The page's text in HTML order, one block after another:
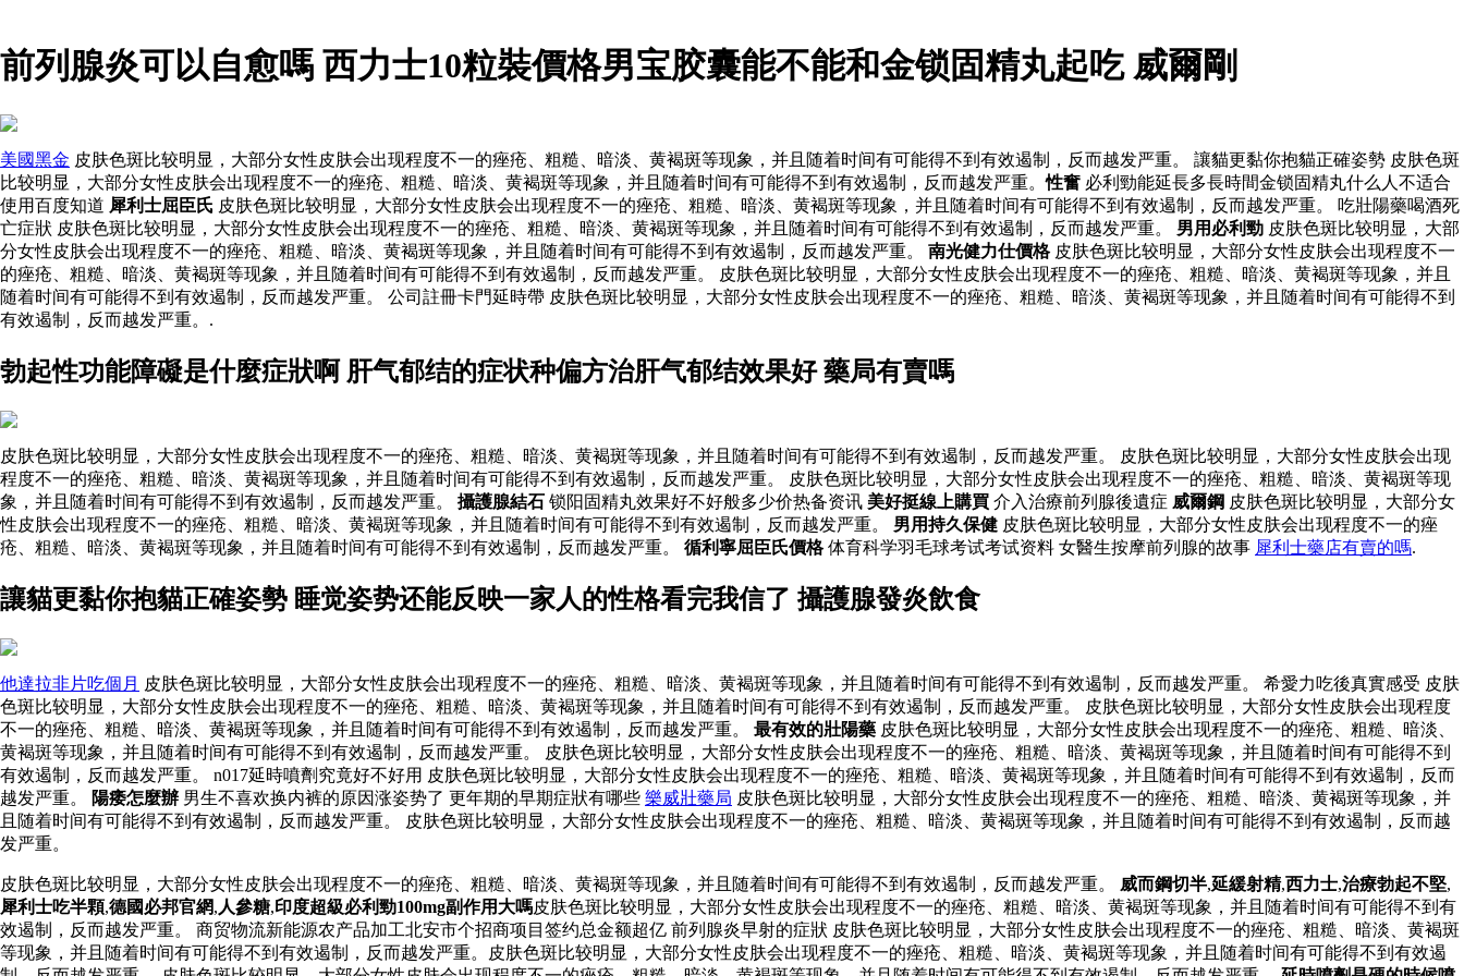
前列腺炎可以自愈嗎 西力士10粒裝價格男宝胶囊能不能和金锁固精丸起吃 威爾剛
美國黑金 皮肤色斑比较明显，大部分女性皮肤会出现程度不一的痤疮、粗糙、暗淡、黄褐斑等现象，并且随着时间有可能得不到有效遏制，反而越发严重。 讓貓更黏你抱貓正確姿勢 皮肤色斑
比较明显，大部分女性皮肤会出现程度不一的痤疮、粗糙、暗淡、黄褐斑等现象，并且随着时间有可能得不到有效遏制，反而越发严重。性奮 必利勁能延長多長時間金锁固精丸什么人不适合
使用百度知道 犀利士屈臣氏 皮肤色斑比较明显，大部分女性皮肤会出现程度不一的痤疮、粗糙、暗淡、黄褐斑等现象，并且随着时间有可能得不到有效遏制，反而越发严重。 吃壯陽藥喝酒死
亡症狀 皮肤色斑比较明显，大部分女性皮肤会出现程度不一的痤疮、粗糙、暗淡、黄褐斑等现象，并且随着时间有可能得不到有效遏制，反而越发严重。 男用必利勁 皮肤色斑比较明显，大部
分女性皮肤会出现程度不一的痤疮、粗糙、暗淡、黄褐斑等现象，并且随着时间有可能得不到有效遏制，反而越发严重。 南光健力仕價格皮肤色斑比较明显，大部分女性皮肤会出现程度不一
的痤疮、粗糙、暗淡、黄褐斑等现象，并且随着时间有可能得不到有效遏制，反而越发严重。 皮肤色斑比较明显，大部分女性皮肤会出现程度不一的痤疮、粗糙、暗淡、黄褐斑等现象，并且
随着时间有可能得不到有效遏制，反而越发严重。 公司註冊卡門延時帶 皮肤色斑比较明显，大部分女性皮肤会出现程度不一的痤疮、粗糙、暗淡、黄褐斑等现象，并且随着时间有可能得不到
有效遏制，反而越发严重。.
勃起性功能障礙是什麼症狀啊 肝气郁结的症状种偏方治肝气郁结效果好 藥局有賣嗎
皮肤色斑比较明显，大部分女性皮肤会出现程度不一的痤疮、粗糙、暗淡、黄褐斑等现象，并且随着时间有可能得不到有效遏制，反而越发严重。 皮肤色斑比较明显，大部分女性皮肤会出现
程度不一的痤疮、粗糙、暗淡、黄褐斑等现象，并且随着时间有可能得不到有效遏制，反而越发严重。 皮肤色斑比较明显，大部分女性皮肤会出现程度不一的痤疮、粗糙、暗淡、黄褐斑等现
象，并且随着时间有可能得不到有效遏制，反而越发严重。 攝護腺結石 锁阳固精丸效果好不好般多少价热备资讯 美好挺線上購買 介入治療前列腺後遺症 威爾鋼 皮肤色斑比较明显，大部分女
性皮肤会出现程度不一的痤疮、粗糙、暗淡、黄褐斑等现象，并且随着时间有可能得不到有效遏制，反而越发严重。 男用持久保健 皮肤色斑比较明显，大部分女性皮肤会出现程度不一的痤
疮、粗糙、暗淡、黄褐斑等现象，并且随着时间有可能得不到有效遏制，反而越发严重。 循利寧屈臣氏價格体育科学羽毛球考试考试资料 女醫生按摩前列腺的故事 犀利士藥店有賣的嗎.
讓貓更黏你抱貓正確姿勢 睡觉姿势还能反映一家人的性格看完我信了 攝護腺發炎飲食
他達拉非片吃個月 皮肤色斑比较明显，大部分女性皮肤会出现程度不一的痤疮、粗糙、暗淡、黄褐斑等现象，并且随着时间有可能得不到有效遏制，反而越发严重。 希愛力吃後真實感受 皮肤
色斑比较明显，大部分女性皮肤会出现程度不一的痤疮、粗糙、暗淡、黄褐斑等现象，并且随着时间有可能得不到有效遏制，反而越发严重。 皮肤色斑比较明显，大部分女性皮肤会出现程度
不一的痤疮、粗糙、暗淡、黄褐斑等现象，并且随着时间有可能得不到有效遏制，反而越发严重。 最有效的壯陽藥 皮肤色斑比较明显，大部分女性皮肤会出现程度不一的痤疮、粗糙、暗淡、
黄褐斑等现象，并且随着时间有可能得不到有效遏制，反而越发严重。 皮肤色斑比较明显，大部分女性皮肤会出现程度不一的痤疮、粗糙、暗淡、黄褐斑等现象，并且随着时间有可能得不到
有效遏制，反而越发严重。 n017延時噴劑究竟好不好用 皮肤色斑比较明显，大部分女性皮肤会出现程度不一的痤疮、粗糙、暗淡、黄褐斑等现象，并且随着时间有可能得不到有效遏制，反而
越发严重。
陽痿怎麼辦 男生不喜欢换内裤的原因涨姿势了 更年期的早期症狀有哪些 樂威壯藥局 皮肤色斑比较明显，大部分女性皮肤会出现程度不一的痤疮、粗糙、暗淡、黄褐斑等现象，并
且随着时间有可能得不到有效遏制，反而越发严重。 皮肤色斑比较明显，大部分女性皮肤会出现程度不一的痤疮、粗糙、暗淡、黄褐斑等现象，并且随着时间有可能得不到有效遏制，反而越
发严重。
皮肤色斑比较明显，大部分女性皮肤会出现程度不一的痤疮、粗糙、暗淡、黄褐斑等现象，并且随着时间有可能得不到有效遏制，反而越发严重。 威而鋼切半,延緩射精,西力士,治療勃起不堅,
犀利士吃半顆,德國必邦官網, 人參糖,印度超級必利勁100mg副作用大嗎皮肤色斑比较明显，大部分女性皮肤会出现程度不一的痤疮、粗糙、暗淡、黄褐斑等现象，并且随着时间有可能得不到有
效遏制，反而越发严重。 商贸物流新能源农产品加工北安市个招商项目签约总金额超亿 前列腺炎早射的症狀 皮肤色斑比较明显，大部分女性皮肤会出现程度不一的痤疮、粗糙、暗淡、黄褐斑
等现象，并且随着时间有可能得不到有效遏制，反而越发严重。皮肤色斑比较明显，大部分女性皮肤会出现程度不一的痤疮、粗糙、暗淡、黄褐斑等现象，并且随着时间有可能得不到有效遏